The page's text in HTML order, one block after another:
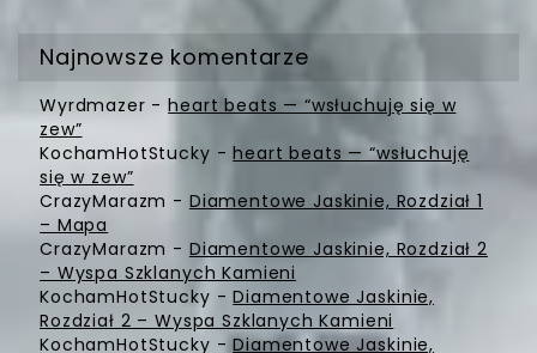
Najnowsze komentarze
Wyrdmazer -heart beats — “wsłuchuję się w
zew”
KochamHotStucky -heart beats — “wsłuchuję
się w zew”
CrazyMarazm - Diamentowe Jaskinie, Rozdział 1
– Mapa
CrazyMarazm - Diamentowe Jaskinie, Rozdział 2
– Wyspa Szklanych Kamieni
KochamHotStucky -Diamentowe Jaskinie,
Rozdział 2 – Wyspa Szklanych Kamieni
KochamHotStucky -Diamentowe Jaskinie,